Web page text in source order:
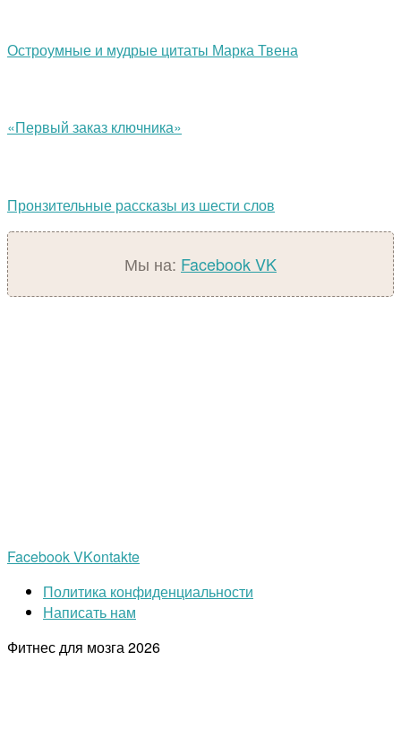
Остроумные и мудрые цитаты Марка Твена
«Первый заказ ключника»
Пронзительные рассказы из шести слов
Мы на: FacebookVK
FacebookVKontakte
Политика конфиденциальности
Написать нам
Фитнес для мозга2026